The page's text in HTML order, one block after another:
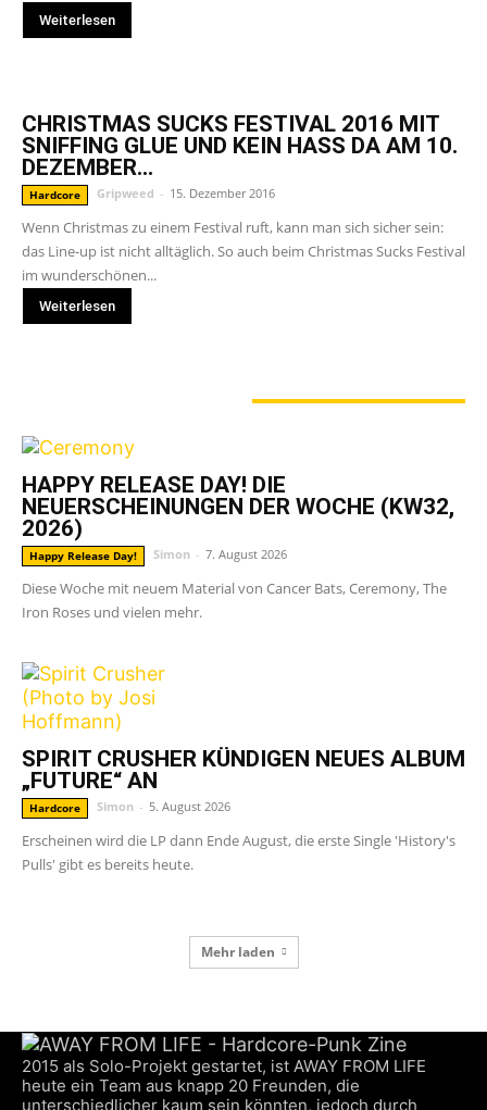
Weiterlesen
CHRISTMAS SUCKS FESTIVAL 2016 MIT
SNIFFING GLUE UND KEIN HASS DA AM 10.
DEZEMBER...
Hardcore Gripweed - 15. Dezember 2016
Wenn Christmas zu einem Festival ruft, kann man sich sicher sein:
das Line-up ist nicht alltäglich. So auch beim Christmas Sucks Festival
im wunderschönen...
Weiterlesen
HAPPY RELEASE DAY! DIE
NEUERSCHEINUNGEN DER WOCHE (KW32,
2026)
Happy Release Day! Simon - 7. August 2026
Diese Woche mit neuem Material von Cancer Bats, Ceremony, The
Iron Roses und vielen mehr.
SPIRIT CRUSHER KÜNDIGEN NEUES ALBUM
„FUTURE“ AN
Hardcore Simon - 5. August 2026
Erscheinen wird die LP dann Ende August, die erste Single 'History's
Pulls' gibt es bereits heute.
Mehr laden
2015 als Solo-Projekt gestartet, ist AWAY FROM LIFE
heute ein Team aus knapp 20 Freunden, die
unterschiedlicher kaum sein könnten, jedoch durch